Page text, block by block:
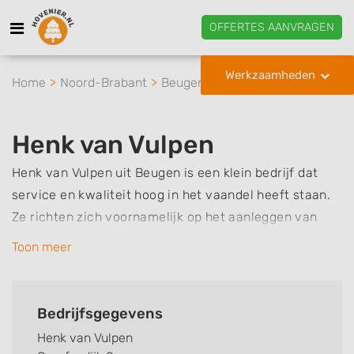
OFFERTES AANVRAGEN
Werkzaamheden
Home Noord-Brabant Beugen Henk van Vulpen
Henk van Vulpen
Henk van Vulpen uit Beugen is een klein bedrijf dat
service en kwaliteit hoog in het vaandel heeft staan.
Ze richten zich voornamelijk op het aanleggen van
bestrating zoals een terras, oprit of tuinpad en het
u bij Henk van Vulpen ook terecht voor bijvoorbeeld
of hekwerk, het aanleggen van een gazon of het
Toon meer
Bedrijfsgegevens
Henk van Vulpen